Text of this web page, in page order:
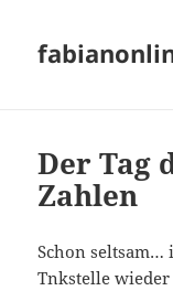
Der Tag
Zahlen
Schon seltsam…
Tnkstelle wieder